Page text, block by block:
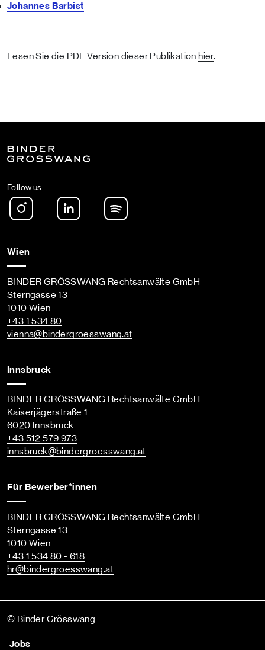
Johannes Barbist
Lesen Sie die PDF Version dieser Publikation hier.
Follow us
Instagram LinkedIn
Wien
BINDER GRÖSSWANG Rechtsanwälte GmbH
Sterngasse 13
1010 Wien
+43 1 534 80
vienna@bindergroesswang.at
Innsbruck
BINDER GRÖSSWANG Rechtsanwälte GmbH
Kaiserjägerstraße 1
6020 Innsbruck
+43 512 579 973
innsbruck@bindergroesswang.at
Für Bewerber*innen
BINDER GRÖSSWANG Rechtsanwälte GmbH
Sterngasse 13
1010 Wien
+43 1 534 80 - 618
hr@bindergroesswang.at
© Binder Grösswang
Jobs